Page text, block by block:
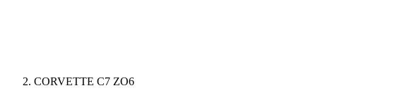
CORVETTE C7 ZO6